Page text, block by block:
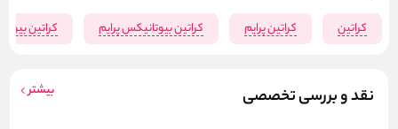
نقد و بررسی تخصصی بیشتر
کراتین کراتین پرایم کراتین بیوتانیکس پرایم کراتین